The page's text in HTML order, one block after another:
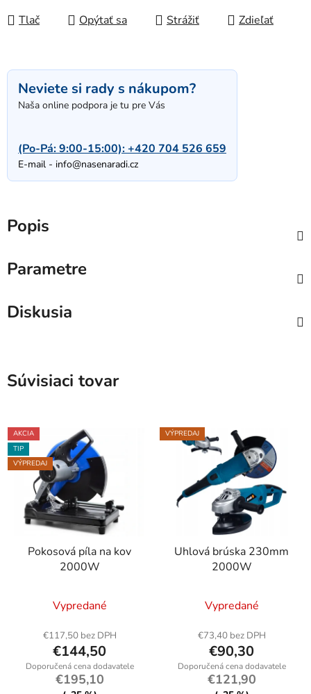
Tlač Opýtať sa Strážiť Zdieľať
Neviete si rady s nákupom?
Naša online podpora je tu pre Vás
(Po-Pá: 9:00-15:00):+420 704 526 659
E-mail - info@nasenaradi.cz
Popis
Parametre
Diskusia
Súvisiaci tovar
AKCIA
TIP
VÝPREDAJ
Pokosová píla na kov
2000W
Vypredané
€117,50 bez DPH
€144,50
€195,10
VÝPREDAJ
Uhlová brúska 230mm
2000W
Vypredané
€73,40 bez DPH
€90,30
€121,90